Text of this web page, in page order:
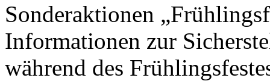
Sonderaktionen
Informationen zur
während des